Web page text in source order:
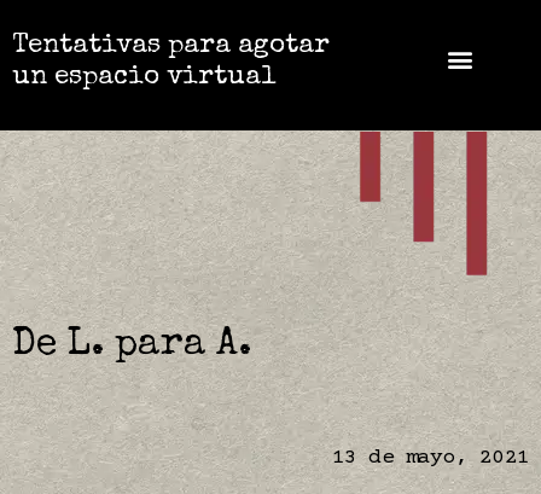
Tentativas para agotar
un espacio virtual
De L. para A.
13 de mayo, 2021